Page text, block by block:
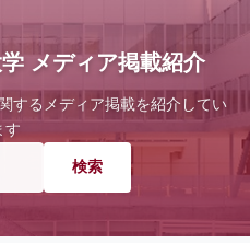
メディア掲載紹介
するメディア掲載を紹介してい
す